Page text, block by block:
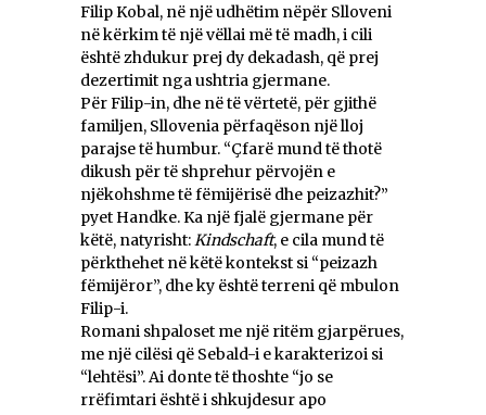
Filip Kobal, në një udhëtim nëpër Slloveni
në kërkim të një vëllai më të madh, i cili
është zhdukur prej dy dekadash, që prej
dezertimit nga ushtria gjermane.
Për Filip-in, dhe në të vërtetë, për gjithë
familjen, Sllovenia përfaqëson një lloj
parajse të humbur. “Çfarë mund të thotë
dikush për të shprehur përvojën e
njëkohshme të fëmijërisë dhe peizazhit?”
pyet Handke. Ka një fjalë gjermane për
këtë, natyrisht:Kindschaft, e cila mund të
përkthehet në këtë kontekst si “peizazh
fëmijëror”, dhe ky është terreni që mbulon
Filip-i.
Romani shpaloset me një ritëm gjarpërues,
me një cilësi që Sebald-i e karakterizoi si
“lehtësi”. Ai donte të thoshte “jo se
rrëfimtari është i shkujdesur apo